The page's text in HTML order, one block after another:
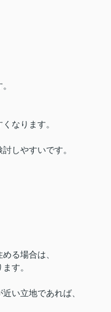
なります。
しやすいです。
る場合は、
す。
い立地であれば、